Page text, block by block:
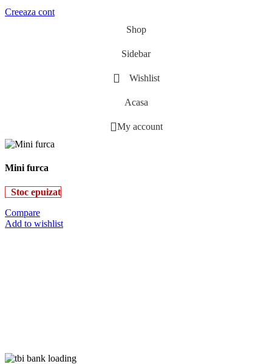
Creeaza cont
Shop
Sidebar
Wishlist
Acasa
My account
Mini furca
Stoc epuizat
Compare
Add to wishlist